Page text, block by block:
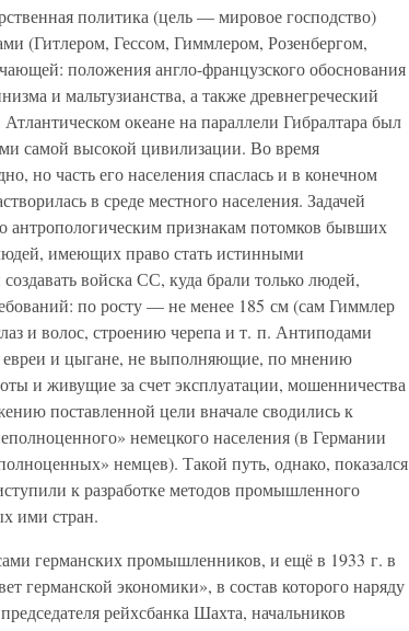
политика (цель — мировое господство)
(Гитлером, Гессом, Гиммлером, Розенбергом,
положения англо-французского обоснования
и мальтузианства, а также древнегреческий
океане на параллели Гибралтара был
самой высокой цивилизации. Во время
но часть его населения спаслась и в конечном
в среде местного населения. Задачей
антропологическим признакам потомков бывших
имеющих право стать истинными
войска СС, куда брали только людей,
по росту — не менее 185 см (сам Гиммлер
и волос, строению черепа и т. п. Антиподами
евреи и цыгане, не выполняющие, по мнению
и живущие за счет эксплуатации, мошенничества
поставленной цели вначале сводились к
немецкого населения (в Германии
немцев). Такой путь, однако, показался
к разработке методов промышленного
ими стран.
германских промышленников, и ещё в 1933 г. в
германской экономики», в состав которого наряду
рейхсбанка Шахта, начальников